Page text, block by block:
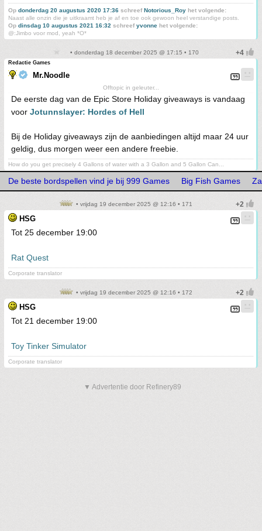
Op donderdag 20 augustus 2020 17:36 schreefNotorious_Roy het volgende:
Naast alle onzin die je uitkraamt heb je af en toe ook gewoon heel verstandige posts.
Op dinsdag 10 augustus 2021 16:32 schreefyvonne het volgende:
@:Jimbo voor mod, yeah *O*
• donderdag 18 december 2025 @ 17:15 • 170
Redactie Games
Mr.Noodle
Offtopic in geleuter...
De eerste dag van de Epic Store Holiday giveaways is vandaag
voor Jotunnslayer: Hordes of Hell
Bij de Holiday giveaways zijn de aanbiedingen altijd maar 24 uur
geldig, dus morgen weer een andere freebie.
How do you get precisely 4 Gallons of water with a 3 Gallon and 5 Gallon Can...
De beste bordspellen vind je bij 999 Games Big Fish Games
• vrijdag 19 december 2025 @ 12:16 • 171
HSG
Tot 25 december 19:00
Rat Quest
Corporate translator
• vrijdag 19 december 2025 @ 12:16 • 172
HSG
Tot 21 december 19:00
Toy Tinker Simulator
Corporate translator
▼ Advertentie door Refinery89